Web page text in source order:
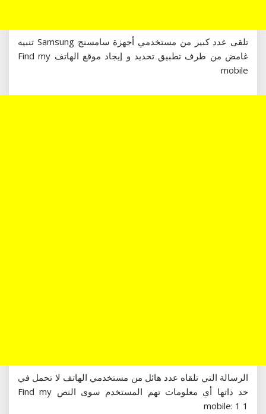
تلقى عدد كبير من مستخدمي أجهزة سامسنج Samsung تنبيه
غامض من طرف تطبيق تحديد و إيجاد موقع الهاتف Find my
mobile
الرسالة التي تلقاه عدد هائل من مستخدمي الهاتف لا تحمل في
حد ذاتها أي معلومات تهم المستخدم سوى النص Find my
mobile: 1 1